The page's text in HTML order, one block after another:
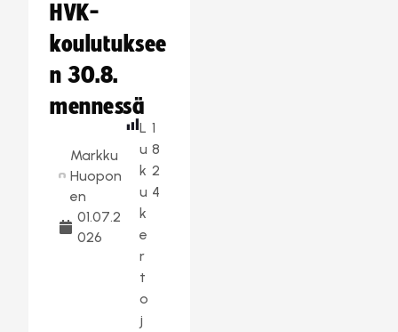
HVK-
koulutuksee
n 30.8.
mennessä
Markku
Huopon
en
01.07.2
026
L
u
k
u
k
e
r
t
o
j
1
8
2
4